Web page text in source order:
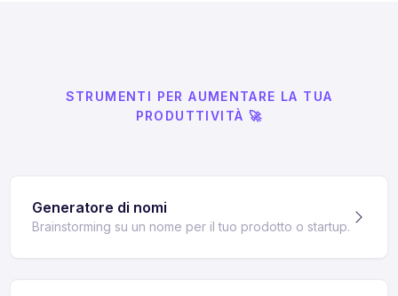
STRUMENTI PER AUMENTARE LA TUA
PRODUTTIVITÀ 🚀
Generatore di nomi
Brainstorming su un nome per il tuo prodotto o startup.